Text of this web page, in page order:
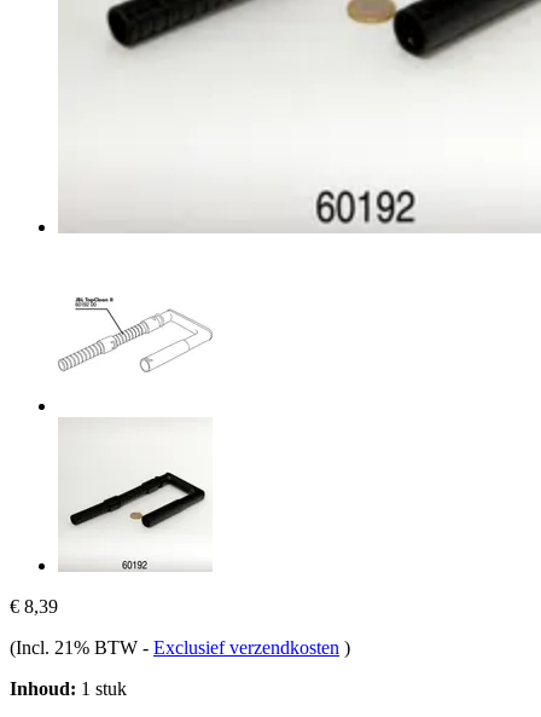
€ 8,39
(Incl. 21% BTW - Exclusief verzendkosten )
Inhoud: 1 stuk